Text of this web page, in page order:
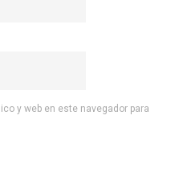
y web en este navegador para